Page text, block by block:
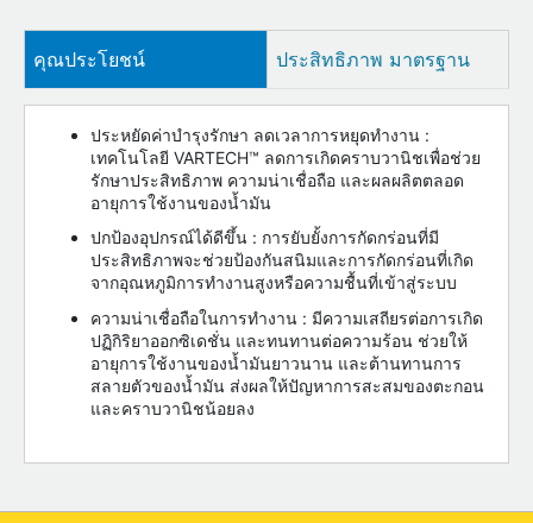
คุณประโยชน์ ประสิทธิภาพ มาตรฐาน
ประหยัดค่าบำรุงรักษา ลดเวลาการหยุดทำงาน :
เทคโนโลยี VARTECH™ ลดการเกิดคราบวานิชเพื่อช่วย
รักษาประสิทธิภาพ ความน่าเชื่อถือ และผลผลิตตลอด
อายุการใช้งานของน้ำมัน
ปกป้องอุปกรณ์ได้ดีขึ้น : การยับยั้งการกัดกร่อนที่มี
ประสิทธิภาพจะช่วยป้องกันสนิมและการกัดกร่อนที่เกิด
จากอุณหภูมิการทำงานสูงหรือความชื้นที่เข้าสู่ระบบ
ความน่าเชื่อถือในการทำงาน : มีความเสถียรต่อการเกิด
ปฏิกิริยาออกซิเดชั่น และทนทานต่อความร้อน ช่วยให้
อายุการใช้งานของน้ำมันยาวนาน และต้านทานการ
สลายตัวของน้ำมัน ส่งผลให้ปัญหาการสะสมของตะกอน
และคราบวานิชน้อยลง